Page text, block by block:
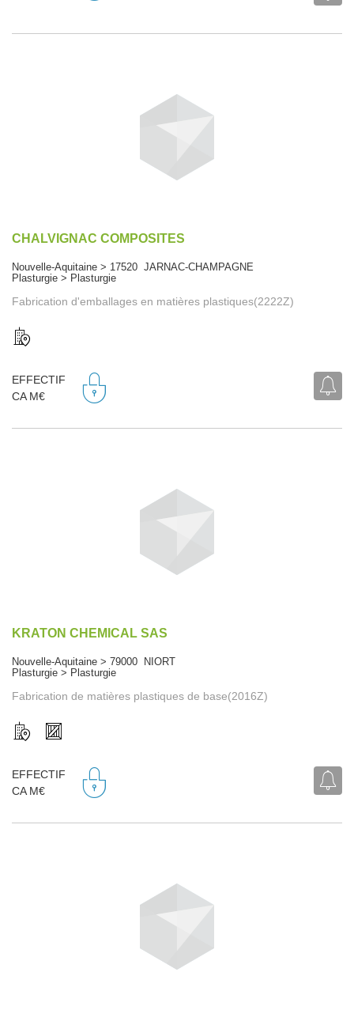
CHALVIGNAC COMPOSITES
Nouvelle-Aquitaine > 17520 JARNAC-CHAMPAGNE
Plasturgie > Plasturgie
Fabrication d'emballages en matières plastiques(2222Z)
EFFECTIF
CA M€
KRATON CHEMICAL SAS
Nouvelle-Aquitaine > 79000 NIORT
Plasturgie > Plasturgie
Fabrication de matières plastiques de base(2016Z)
EFFECTIF
CA M€